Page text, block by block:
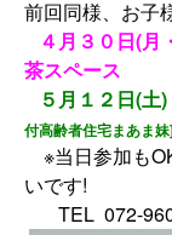
前回同様、お子
４月３０日(
茶スペース
５月１２日(
付高齢者住宅まあま
※当日参加も
いです!
TEL 072-960-